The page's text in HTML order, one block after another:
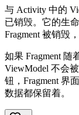
与 Activity 中的
已销毁。它的生
Fragment 被销毁
如果 Fragment 随
ViewModel 不会
钮，Fragment 界
数据都保留着。